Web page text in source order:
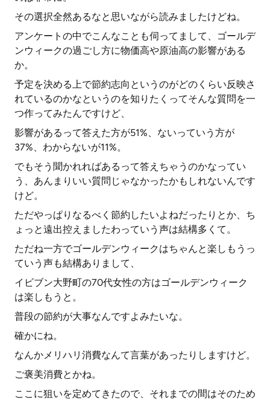
その選択全然あるなと思いながら読みましたけどね。
アンケートの中でこんなことも伺ってまして、ゴールデ
ンウィークの過ごし方に物価高や原油高の影響がある
か。
予定を決める上で節約志向というのがどのくらい反映さ
れているのかなというのを知りたくってそんな質問を一
つ作ってみたんですけど、
影響があるって答えた方が51%、ないっていう方が
37%、わからないが11%。
でもそう聞かれればあるって答えちゃうのかなってい
う、あんまりいい質問じゃなかったかもしれないんです
けど。
ただやっぱりなるべく節約したいよねだったりとか、ち
ょっと遠出控えましたわっていう声は結構多くて。
ただね一方でゴールデンウィークはちゃんと楽しもうっ
ていう声も結構ありまして、
イビブン大野町の70代女性の方はゴールデンウィーク
は楽しもうと。
普段の節約が大事なんですよみたいな。
確かにね。
なんかメリハリ消費なんて言葉があったりしますけど。
ご褒美消費とかね。
ここに狙いを定めてきたので、それまでの間はそのため